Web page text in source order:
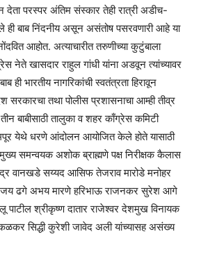
न देता परस्पर अंतिम संस्कार तेही रात्री अडीच-
ही बाब निंदनीय असून असंतोष पसरवणारी आहे या
आहोत. अत्याचारीत तरुणीच्या कुटुंबाला
नेते खासदार राहुल गांधी यांना अडवून त्यांच्यावर
ही भारतीय नागरिकांची स्वतंत्रता हिरावून
सरकारचा तथा पोलीस प्रशासनाचा आम्ही तीव्र
बाबीसाठी तालुका व शहर काँग्रेस कमिटी
येथे धरणे आंदोलन आयोजित केले होते यासाठी
मुख्य समन्वयक अशोक ब्राह्मणे पक्ष निरीक्षक कैलास
वानखडे सय्यद आसिफ तेजराव मारोडे मनोहर
ढगे अभय मारणे हरिभाऊ राजनकर सुरेश आगे
पाटील श्रीकृष्ण दातार राजेश्वर देशमुख विनायक
सिद्धी कुरेशी जावेद अली यांच्यासह असंख्य